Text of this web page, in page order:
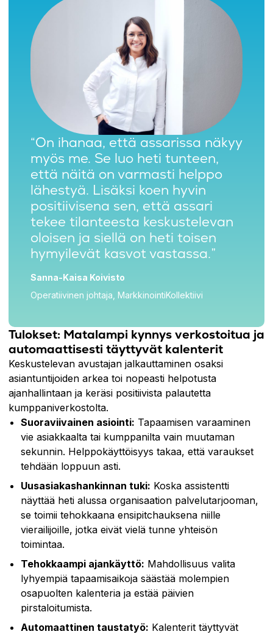
“On ihanaa, että assarissa näkyy
myös me. Se luo heti tunteen,
että näitä on varmasti helppo
lähestyä. Lisäksi koen hyvin
positiivisena sen, että assari
tekee tilanteesta keskustelevan
oloisen ja siellä on heti toisen
hymyilevät kasvot vastassa.”
Sanna-Kaisa Koivisto
Operatiivinen johtaja, MarkkinointiKollektiivi
Tulokset: Matalampi kynnys verkostoitua ja
automaattisesti täyttyvät kalenterit
Keskustelevan avustajan jalkauttaminen osaksi
asiantuntijoiden arkea toi nopeasti helpotusta
ajanhallintaan ja keräsi positiivista palautetta
kumppaniverkostolta.
Suoraviivainen asiointi: Tapaamisen varaaminen
vie asiakkaalta tai kumppanilta vain muutaman
sekunnin. Helppokäyttöisyys takaa, että varaukset
tehdään loppuun asti.
Uusasiakashankinnan tuki: Koska assistentti
näyttää heti alussa organisaation palvelutarjooman,
se toimii tehokkaana ensipitchauksena niille
vierailijoille, jotka eivät vielä tunne yhteisön
toimintaa.
Tehokkaampi ajankäyttö: Mahdollisuus valita
lyhyempiä tapaamisaikoja säästää molempien
osapuolten kalenteria ja estää päivien
pirstaloitumista.
Automaattinen taustatyö: Kalenterit täyttyvät